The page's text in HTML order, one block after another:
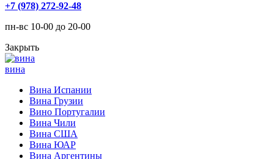
+7 (978) 272-92-48
пн-вс 10-00 до 20-00
Закрыть
вина
Вина Испании
Вина Грузии
Вино Португалии
Вина Чили
Вина США
Вина ЮАР
Вина Аргентины